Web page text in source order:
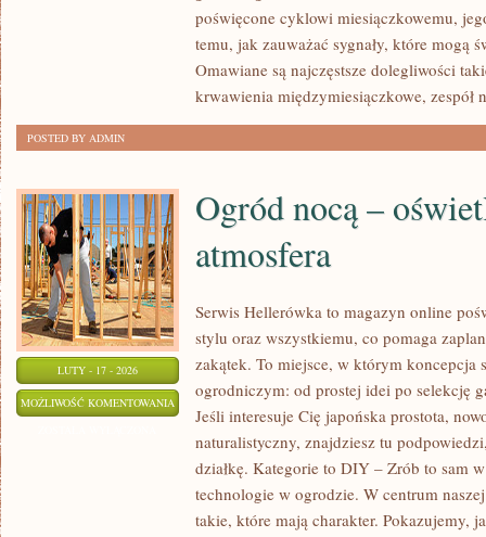
poświęcone cyklowi miesiączkowemu,
temu, jak zauważać sygnały, które mogą
Omawiane są najczęstsze dolegliwości
krwawienia międzymiesiączkowe, zespół
POSTED BY ADMIN
LUTY - 17 - 2026
MOŻLIWOŚĆ KOMENTOWANIA OGRÓD
OŚWIETLENIE
Ogród nocą –
atmosfera
Serwis Hellerówka to magazyn online
stylu oraz wszystkiemu, co pomaga
zakątek. To miejsce, w którym koncepcja
ogrodniczym: od prostej idei po selekcję
Jeśli interesuje Cię japońska prostota,
naturalistyczny, znajdziesz tu
działkę. Kategorie to DIY – Zrób to sam
technologie w ogrodzie. W centrum
takie, które mają charakter. Pokazujemy,